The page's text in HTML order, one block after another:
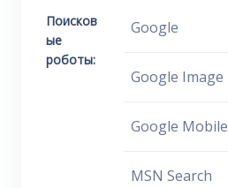
Поисков
ые
роботы:
Google
Google Image
Google Mobile
MSN Search